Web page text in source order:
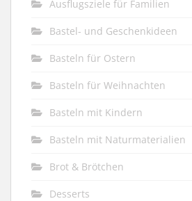
Ausflugsziele für Familien
Bastel- und Geschenkideen
Basteln für Ostern
Basteln für Weihnachten
Basteln mit Kindern
Basteln mit Naturmaterialien
Brot & Brötchen
Desserts